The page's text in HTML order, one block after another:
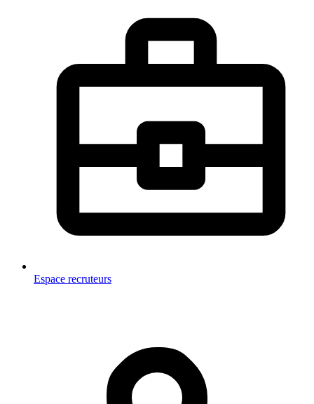
Espace recruteurs